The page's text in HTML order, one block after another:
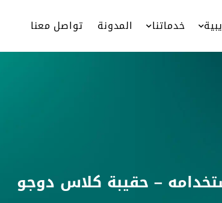
خدماتنا المدونة تواصل معنا
– حقيبة كلاس دوجو